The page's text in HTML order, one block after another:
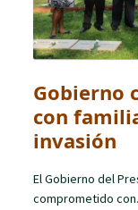
Gobierno
con
invasión
El Gobierno del
comprometido